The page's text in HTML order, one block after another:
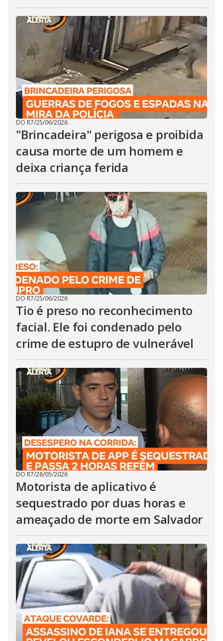
DO R7/25/06/2026
"Brincadeira" perigosa e proibida
causa morte de um homem e
deixa criança ferida
DO R7/25/06/2026
Tio é preso no reconhecimento
facial. Ele foi condenado pelo
crime de estupro de vulnerável
DO R7/28/05/2026
Motorista de aplicativo é
sequestrado por duas horas e
ameaçado de morte em Salvador